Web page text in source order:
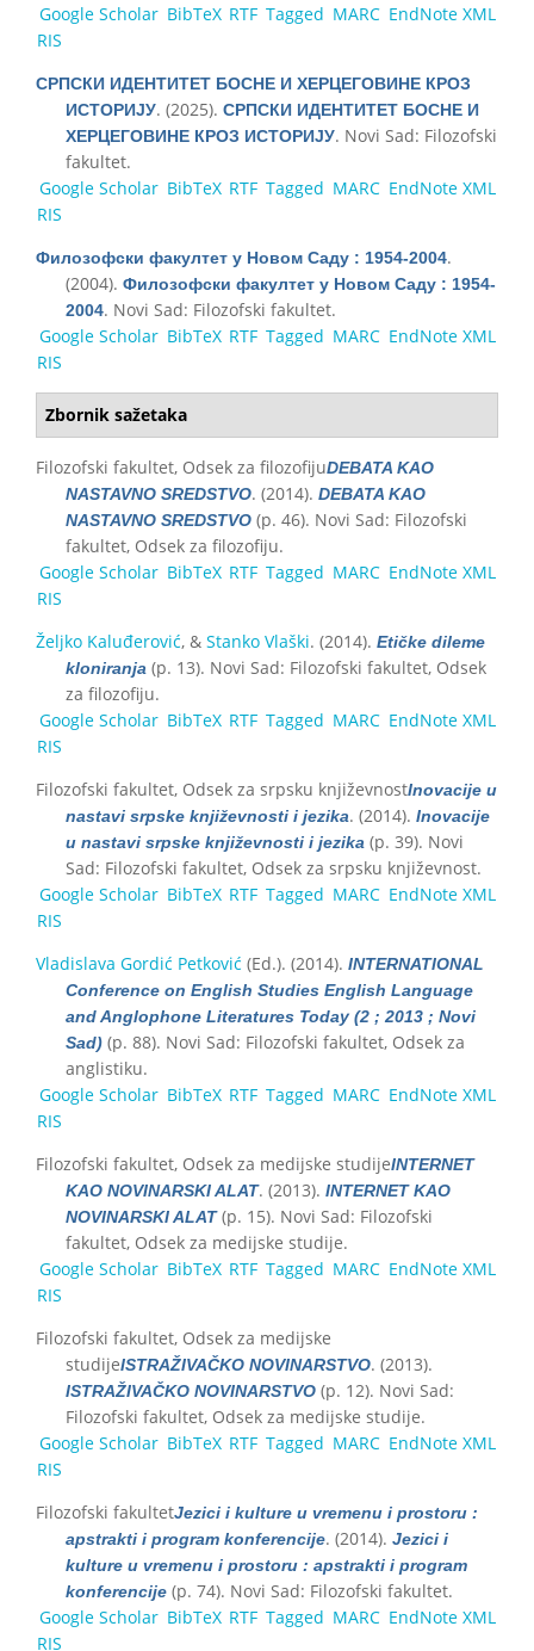
Google Scholar BibTeX RTF Tagged MARC EndNote XML
RIS
СРПСКИ ИДЕНТИТЕТ БОСНЕ И ХЕРЦЕГОВИНЕ КРОЗ
ИСТОРИЈУ. (2025). СРПСКИ ИДЕНТИТЕТ БОСНЕ И
ХЕРЦЕГОВИНЕ КРОЗ ИСТОРИЈУ. Novi Sad: Filozofski
fakultet.
Google Scholar BibTeX RTF Tagged MARC EndNote XML
RIS
Филозофски факултет у Новом Саду : 1954-2004.
(2004). Филозофски факултет у Новом Саду : 1954-
2004. Novi Sad: Filozofski fakultet.
Google Scholar BibTeX RTF Tagged MARC EndNote XML
RIS
Zbornik sažetaka
Filozofski fakultet, Odsek za filozofijuDEBATA KAO
NASTAVNO SREDSTVO. (2014). DEBATA KAO
NASTAVNO SREDSTVO (p. 46). Novi Sad: Filozofski
fakultet, Odsek za filozofiju.
Google Scholar BibTeX RTF Tagged MARC EndNote XML
RIS
Željko Kaluđerović, & Stanko Vlaški. (2014). Etičke dileme
kloniranja (p. 13). Novi Sad: Filozofski fakultet, Odsek
za filozofiju.
Google Scholar BibTeX RTF Tagged MARC EndNote XML
RIS
Filozofski fakultet, Odsek za srpsku književnostInovacije u
nastavi srpske književnosti i jezika. (2014). Inovacije
u nastavi srpske književnosti i jezika (p. 39). Novi
Sad: Filozofski fakultet, Odsek za srpsku književnost.
Google Scholar BibTeX RTF Tagged MARC EndNote XML
RIS
Vladislava Gordić Petković (Ed.). (2014). INTERNATIONAL
Conference on English Studies English Language
and Anglophone Literatures Today (2 ; 2013 ; Novi
Sad) (p. 88). Novi Sad: Filozofski fakultet, Odsek za
anglistiku.
Google Scholar BibTeX RTF Tagged MARC EndNote XML
RIS
Filozofski fakultet, Odsek za medijske studijeINTERNET
KAO NOVINARSKI ALAT. (2013). INTERNET KAO
NOVINARSKI ALAT(p. 15). Novi Sad: Filozofski
fakultet, Odsek za medijske studije.
Google Scholar BibTeX RTF Tagged MARC EndNote XML
RIS
Filozofski fakultet, Odsek za medijske
studijeISTRAŽIVAČKO NOVINARSTVO. (2013).
ISTRAŽIVAČKO NOVINARSTVO (p. 12). Novi Sad:
Filozofski fakultet, Odsek za medijske studije.
Google Scholar BibTeX RTF Tagged MARC EndNote XML
RIS
Filozofski fakultetJezici i kulture u vremenu i prostoru :
apstrakti i program konferencije. (2014). Jezici i
kulture u vremenu i prostoru : apstrakti i program
konferencije (p. 74). Novi Sad: Filozofski fakultet.
Google Scholar BibTeX RTF Tagged MARC EndNote XML
RIS